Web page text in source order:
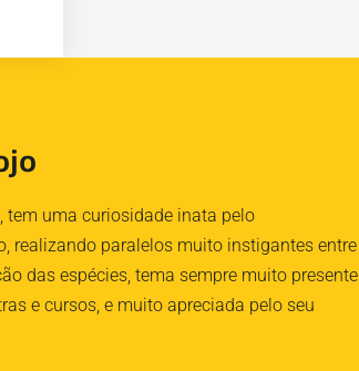
tem uma curiosidade inata pelo
realizando paralelos muito instigantes entre
das espécies, tema sempre muito presente
e cursos, e muito apreciada pelo seu